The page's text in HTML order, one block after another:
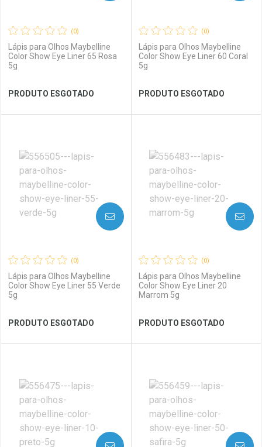
Ver Desconto Convênio Ver Desconto Convênio
(0)
Lápis para Olhos Maybelline
Color Show Eye Liner 65 Rosa
5g
PRODUTO ESGOTADO
Laboratório
Ver Desconto Convênio
Por Menos
(0)
Lápis para Olhos Maybelline
Color Show Eye Liner 60 Coral
5g
PRODUTO ESGOTADO
Laboratório
Ver Desconto Convênio
Por Menos
(0)
Lápis para Olhos Maybelline
Color Show Eye Liner 55 Verde
5g
PRODUTO ESGOTADO
AVISE-ME
Laboratório
Por Menos
(0)
Lápis para Olhos Maybelline
Color Show Eye Liner 20
Marrom 5g
PRODUTO ESGOTADO
AVISE-ME
Laboratório
Por Menos